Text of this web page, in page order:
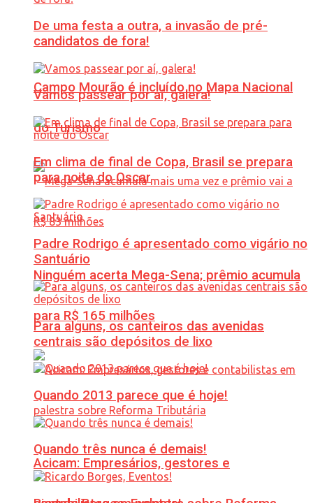
Campo Mourão é incluído no Mapa Nacional
do Turismo
Ninguém acerta Mega-Sena; prêmio acumula
para R$ 165 milhões
Acicam: Empresários, gestores e
De uma festa a outra, a invasão de pré-
candidatos de fora!
Vamos passear por aí, galera!
Em clima de final de Copa, Brasil se prepara
para noite do Oscar
Padre Rodrigo é apresentado como vigário no
Santuário
Para alguns, os canteiros das avenidas
centrais são depósitos de lixo
Quando 2013 parece que é hoje!
Quando três nunca é demais!